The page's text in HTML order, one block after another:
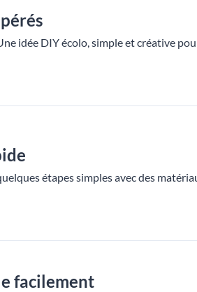
idée DIY écolo, simple et créative
étapes simples avec des
facilement